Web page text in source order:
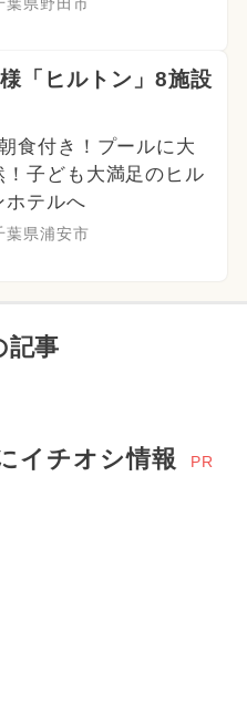
「ヒルトン」8施設
食付き！プールに大
！子ども大満足のヒル
ホテルへ
葉県浦安市
記事
イチオシ情報 PR